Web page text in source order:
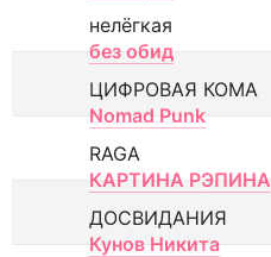
нелёгкая
без обид
ЦИФРОВАЯ КОМА
Nomad Punk
RAGA
КАРТИНА РЭПИНА
ДОСВИДАНИЯ
Кунов Никита